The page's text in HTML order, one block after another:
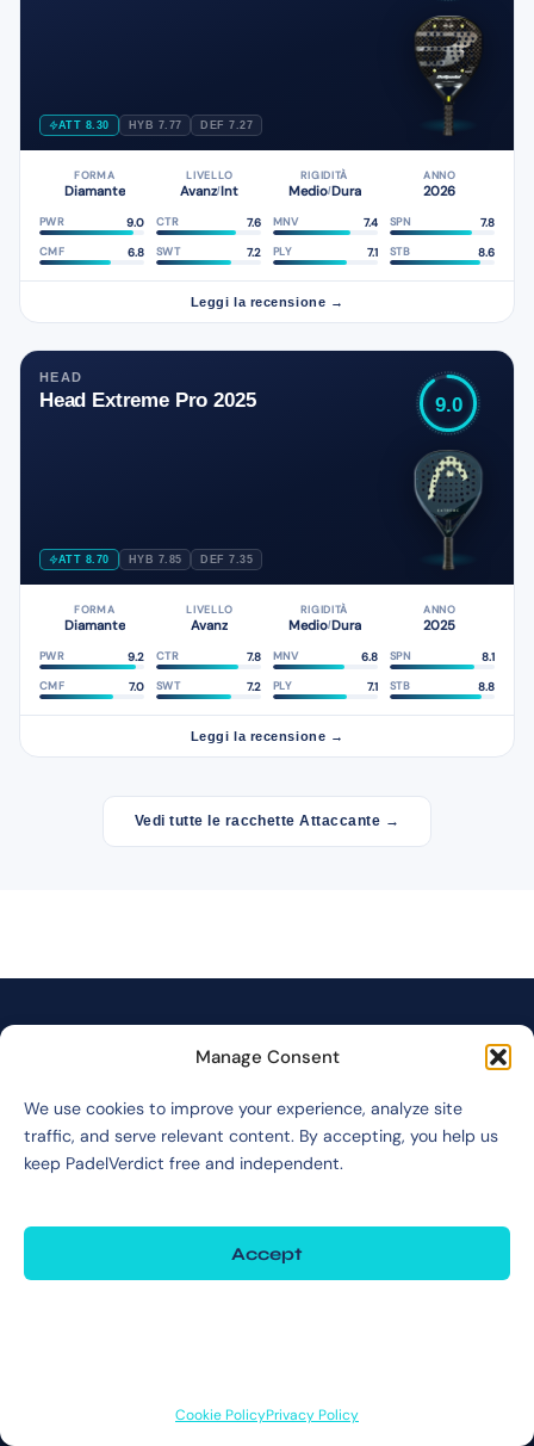
Manage Consent
We use cookies to improve your experience, analyze site
traffic, and serve relevant content. By accepting, you help us
keep PadelVerdict free and independent.
Accept
Cookie PolicyPrivacy Policy
ATT 8.30 HYB 7.77 DEF 7.27
FORMA
Diamante
LIVELLO
Avanz/Int
RIGIDITÀ
Medio/Dura
ANNO
2026
PWR 9.0 CTR 7.6 MNV 7.4 SPN 7.8
CMF 6.8 SWT 7.2 PLY 7.1 STB 8.6
Leggi la recensione →
HEAD
Head Extreme Pro 2025
ATT 8.70 HYB 7.85 DEF 7.35
9.0
FORMA
Diamante
LIVELLO
Avanz
RIGIDITÀ
Medio/Dura
ANNO
2025
PWR 9.2 CTR 7.8 MNV 6.8 SPN 8.1
CMF 7.0 SWT 7.2 PLY 7.1 STB 8.8
Leggi la recensione →
Vedi tutte le racchette Attaccante →
YOUR RACKET, DECODED.
brand bias. Just the verdict.
CONTACT INFORMATION